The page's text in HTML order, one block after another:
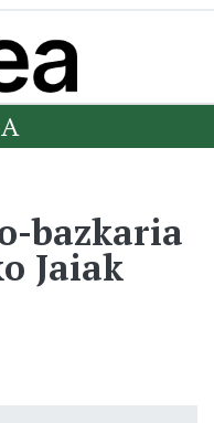
bazkaria
Jaiak